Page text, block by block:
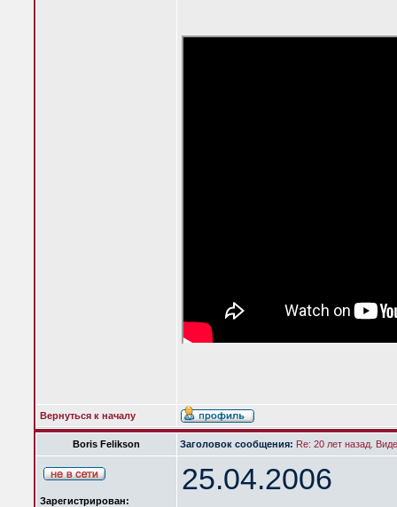
Вернуться к началу
Boris Felikson Заголовок сообщения: Re: 20 лет назад.
Зарегистрирован:
25.04.2006